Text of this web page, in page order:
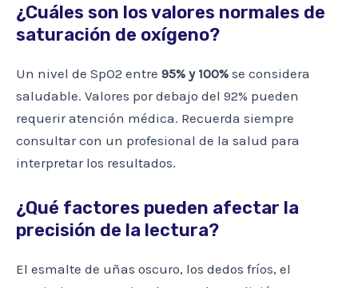
¿Cuáles son los valores normales de
saturación de oxígeno?
Un nivel de SpO2 entre 95% y 100% se considera
saludable. Valores por debajo del 92% pueden
requerir atención médica. Recuerda siempre
consultar con un profesional de la salud para
interpretar los resultados.
¿Qué factores pueden afectar la
precisión de la lectura?
El esmalte de uñas oscuro, los dedos fríos, el